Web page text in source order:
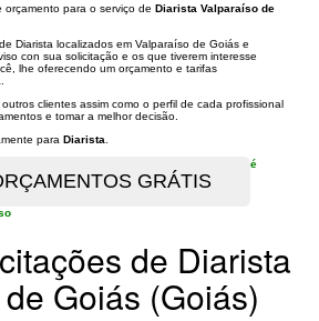
para o serviço de Diarista Valparaíso de
Diarista localizados em Valparaíso de Goiás e
con sua solicitação e os que tiverem interesse
lhe oferecendo um orçamento e tarifas
clientes assim como o perfil de cada profissional
e tomar a melhor decisão.
para Diarista
é
de Diarista
Goiás (Goiás)